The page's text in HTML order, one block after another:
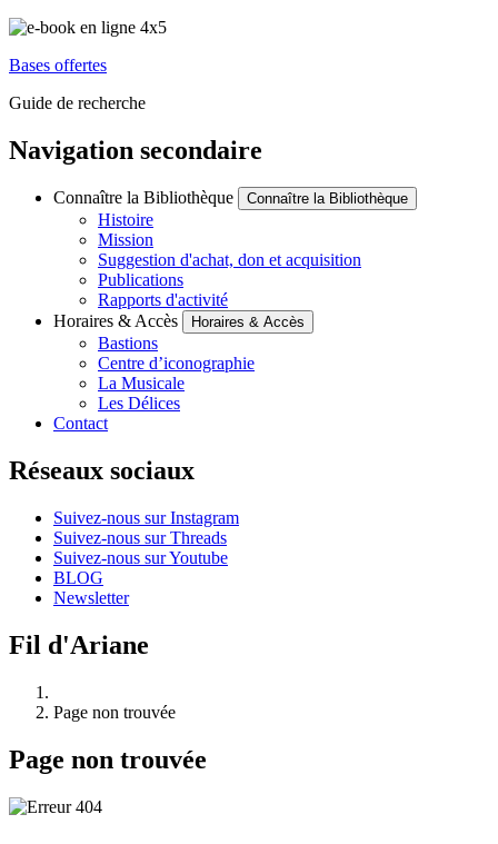
Bases offertes
Guide de recherche
Navigation secondaire
Connaître la Bibliothèque Connaître la Bibliothèque
Histoire
Mission
Suggestion d'achat, don et acquisition
Publications
Rapports d'activité
Horaires & Accès
Horaires & Accès
Bastions
Centre d’iconographie
La Musicale
Les Délices
Contact
Réseaux sociaux
Suivez-nous sur Instagram
Suivez-nous sur Threads
Suivez-nous sur Youtube
BLOG
Newsletter
Fil d'Ariane
Page non trouvée
Page non trouvée